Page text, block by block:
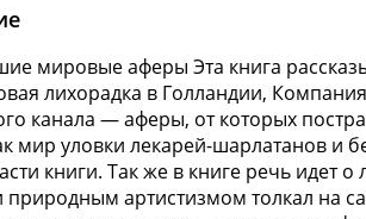
мировые аферы Эта книга
лихорадка в Голландии,
канала — аферы, от которых
мир уловки лекарей-шарлатанов и
книги. Так же в книге речь идет
артистизмом толкал на